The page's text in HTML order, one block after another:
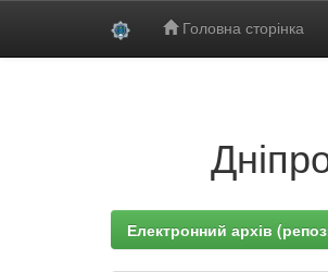
Головна сторінка
Електронний архів